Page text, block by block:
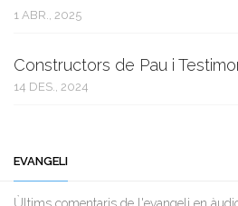
1 ABR., 2025
Constructors de Pau i
14 DES., 2024
EVANGELI